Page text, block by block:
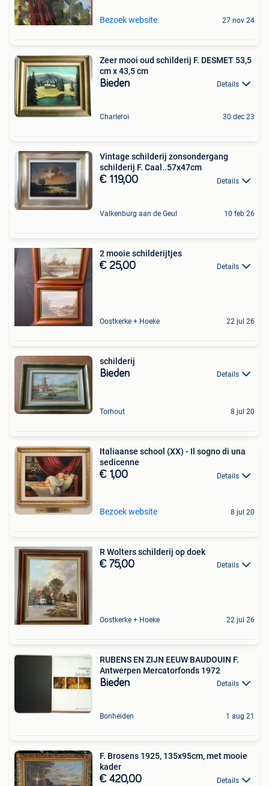
Bezoek website 27 nov 24
Zeer mooi oud schilderij F. DESMET 53,5
cm x 43,5 cm
Bieden Details
Charleroi 30 dec 23
Vintage schilderij zonsondergang
schilderij F. Caal..57x47cm
€ 119,00 Details
Valkenburg aan de Geul 10 feb 26
2 mooie schilderijtjes
€ 25,00 Details
Oostkerke + Hoeke 22 jul 26
schilderij
Bieden Details
Torhout 8 jul 20
Italiaanse school (XX) - Il sogno di una
sedicenne
€ 1,00 Details
Bezoek website 8 jul 20
R Wolters schilderij op doek
€ 75,00 Details
Oostkerke + Hoeke 22 jul 26
RUBENS EN ZIJN EEUW BAUDOUIN F.
Antwerpen Mercatorfonds 1972
Bieden Details
Bonheiden 1 aug 21
F. Brosens 1925, 135x95cm, met mooie
kader
€ 420,00 Details